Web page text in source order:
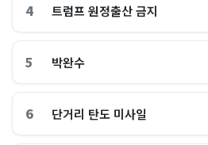
4 트럼프 원정출산 금지
5 박완수
6 단거리 탄도 미사일